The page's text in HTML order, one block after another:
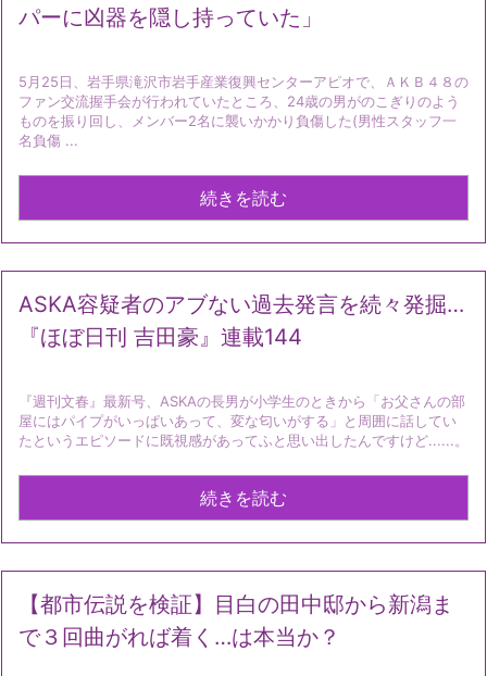
パーに凶器を隠し持っていた」
5月25日、岩手県滝沢市岩手産業復興センターアピオで、ＡＫＢ４８の
ファン交流握手会が行われていたところ、24歳の男がのこぎりのよう
ものを振り回し、メンバー2名に襲いかかり負傷した(男性スタッフ一
名負傷 ...
続きを読む
ASKA容疑者のアブない過去発言を続々発掘…
『ほぼ日刊 吉田豪』連載144
『週刊文春』最新号、ASKAの長男が小学生のときから「お父さんの部
屋にはパイプがいっぱいあって、変な匂いがする」と周囲に話してい
たというエピソードに既視感があってふと思い出したんですけど......。
続きを読む
【都市伝説を検証】目白の田中邸から新潟ま
で３回曲がれば着く…は本当か？